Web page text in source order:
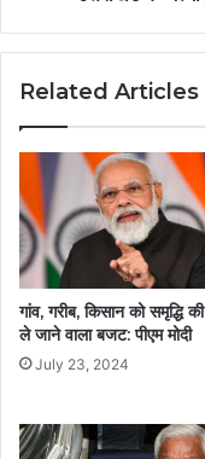
Related Articles
गांव, गरीब, किसान को समृद्धि
ले जाने वाला बजट: पीएम मोदी
July 23, 2024